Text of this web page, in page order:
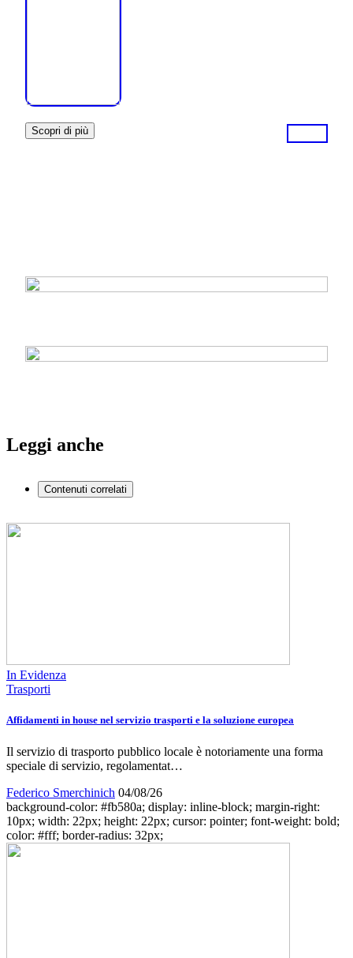
Scopri di più
Leggi anche
Contenuti correlati
In Evidenza
Trasporti
Affidamenti in house nel servizio trasporti e la soluzione europea
Il servizio di trasporto pubblico locale è notoriamente una forma
speciale di servizio, regolamentat…
Federico Smerchinich 04/08/26
background-color: #fb580a; display: inline-block; margin-right:
10px; width: 22px; height: 22px; cursor: pointer; font-weight: bold;
color: #fff; border-radius: 32px;